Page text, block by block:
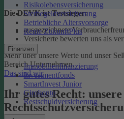
Risikolebensversicherung
Sterbegeldversicherung
Betriebliche Altersvorsorge
Rente ZukunftPlus
Finanzen
Immobilienfinanzierung
Investmentfonds
SmartInvest Junior
Girokonto
Restschuldversicherung
Die DEVK ist Testsieger:
ausgezeichnete
Versicherte bewerten uns als
Mehr über unsere Werte und unser
Bereich Unternehmen.
Das sind wir
Ihr gutes Recht: unsere